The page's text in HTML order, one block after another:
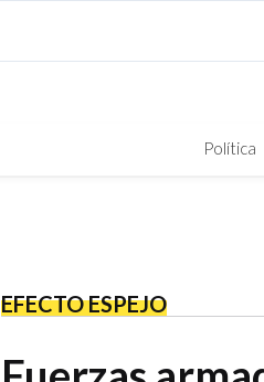
Política
EFECTO ESPEJO